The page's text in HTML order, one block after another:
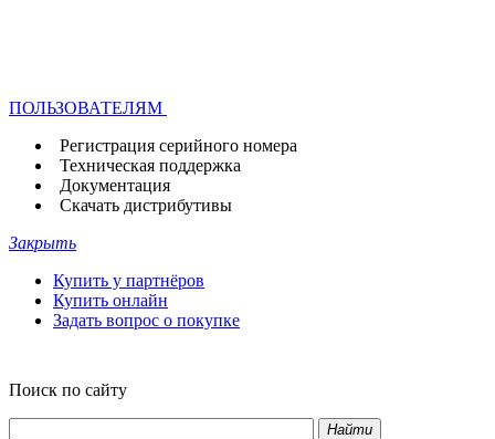
ПОЛЬЗОВАТЕЛЯМ
Регистрация серийного номера
Техническая поддержка
Документация
Скачать дистрибутивы
Закрыть
Купить у партнёров
Купить онлайн
Задать вопрос о покупке
Поиск по сайту
Найти